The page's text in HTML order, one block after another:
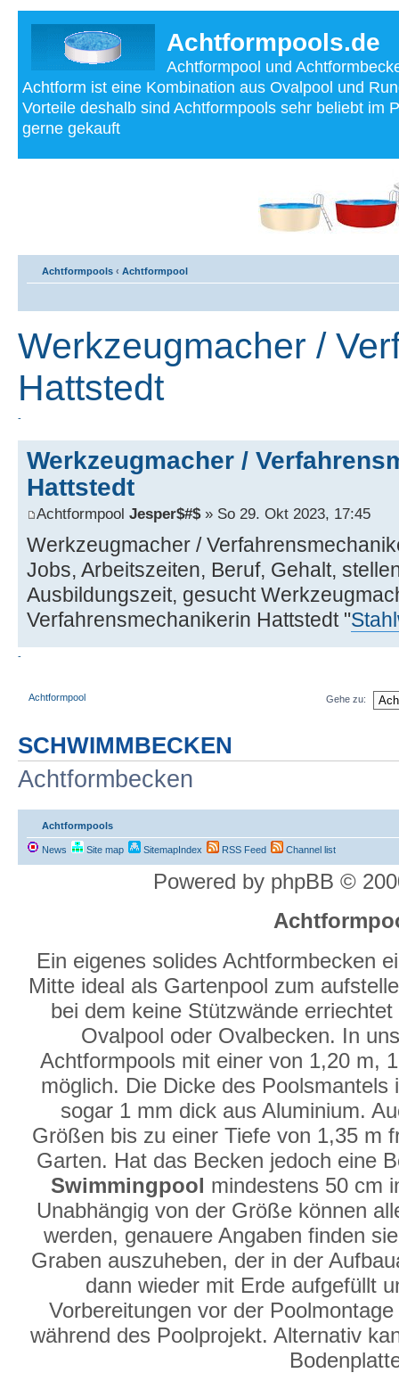
Achtformpools.de
Achtformpool und
Achtform ist eine Kombination aus Ovalpool und
Vorteile deshalb sind Achtformpools sehr beliebt im
gerne gekauft
Achtformpools ‹ Achtformpool
Werkzeugmacher /
Hattstedt
-
Werkzeugmacher /
Hattstedt
Achtformpool Jesper$#$» So 29. Okt 2023, 17:45
Werkzeugmacher /
Jobs, Arbeitszeiten, Beruf, Gehalt,
Ausbildungszeit, gesucht
Verfahrensmechanikerin Hattstedt "
-
Achtformpool Gehe zu:
SCHWIMMBECKEN
Achtformbecken
Achtformpools
News Site map SitemapIndex RSS Feed Channel list
Powered by phpBB ©
Ein eigenes solides Achtformbecken
Mitte ideal als Gartenpool zum
bei dem keine Stützwände
Ovalpool oder Ovalbecken. In
Achtformpools mit einer von 1,20 m,
möglich. Die Dicke des
sogar 1 mm dick aus Aluminium.
Größen bis zu einer Tiefe von 1,35 m
Garten. Hat das Becken jedoch eine
Swimmingpool mindestens 50 cm
Unabhängig von der Größe können
werden, genauere Angaben finden
Graben auszuheben, der in der
dann wieder mit Erde aufgefüllt
Vorbereitungen vor der
während des Poolprojekt. Alternativ